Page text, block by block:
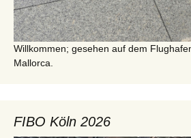
Willkommen; gesehen auf dem
Mallorca.
FIBO Köln 2026